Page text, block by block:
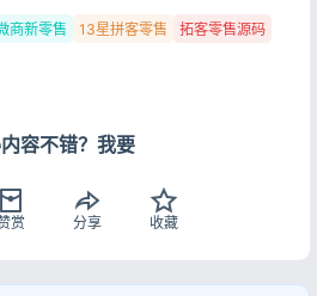
商新零售 13星拼客零售
拓客零售源码
容不错？我要
赏 分享 收藏